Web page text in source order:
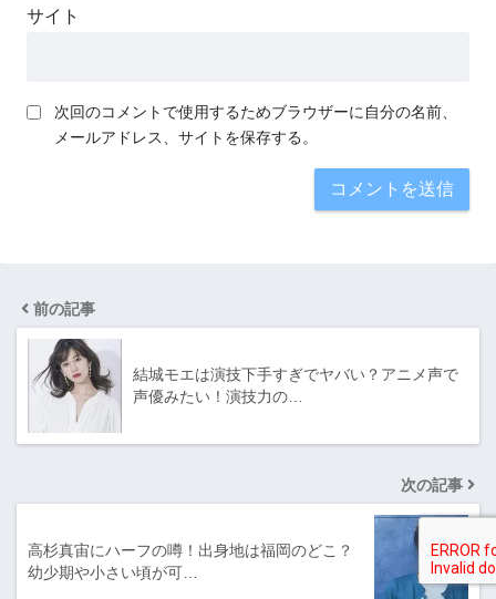
サイト
次回のコメントで使用するためブラウザーに自分の名前、
メールアドレス、サイトを保存する。
前の記事
結城モエは演技下手すぎでヤバい？アニメ声で
声優みたい！演技力の…
次の記事
高杉真宙にハーフの噂！出身地は福岡のどこ？
幼少期や小さい頃が可…